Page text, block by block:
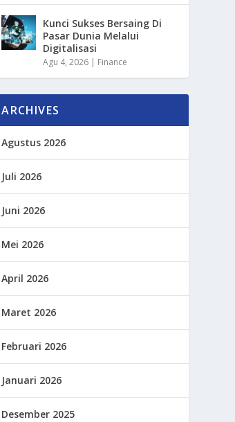
Kunci Sukses Bersaing Di
Pasar Dunia Melalui
Digitalisasi
Agu 4, 2026 | Finance
ARCHIVES
Agustus 2026
Juli 2026
Juni 2026
Mei 2026
April 2026
Maret 2026
Februari 2026
Januari 2026
Desember 2025